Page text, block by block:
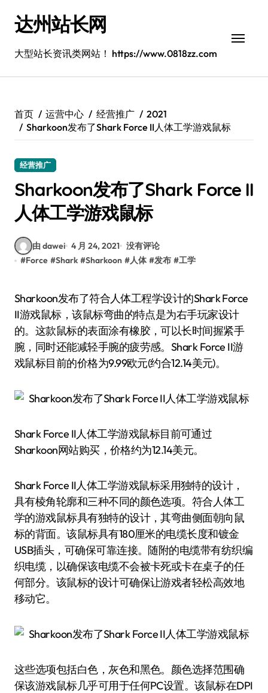
达州站长网
大型站长资讯类网站！ https://www.0818zz.com
首页 运营中心 经营推广
2021
Sharkoon发布了Shark Force II人体工学游戏鼠标
经营推广
Sharkoon发布了Shark Force II
人体工学游戏鼠标
由 dawei 4 月 24, 2021 没有评论
#Force #Shark #Sharkoon #人体 #发布 #工学
Sharkoon发布了符合人体工程学设计的Shark Force
II游戏鼠标，该鼠标弯曲的特点是为右手玩家设计
的。这款鼠标的表面涂有橡胶，可以长时间握紧手
腕，同时还能减轻手腕的疲劳感。Shark Force II游
戏鼠标目前的价格为9.99欧元(约合12.14美元)。
Shark Force II人体工学游戏鼠标目前可通过
Sharkoon网站购买，价格约为12.14美元。
Shark Force II人体工学游戏鼠标采用独特的设计，
具有棱角轮廓和三种不同的颜色选项。符合人体工
学的游戏鼠标具有独特的设计，其弯曲侧面朝向鼠
标的背面。该鼠标具有180厘米的电缆长度和镀金
USB插头，可确保可靠连接。随附的电缆带有纺织编
织电缆，以确保该电缆不会被卡死或卡在桌子的任
何部分。该鼠标的设计可确保让游戏者轻松高效地
移动它。
这些选项包括白色，灰色和黑色。颜色选择范围确
保该游戏鼠标几乎可用于任何PC设置。该鼠标在DPI